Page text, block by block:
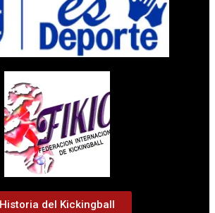
Historia del Kickingball